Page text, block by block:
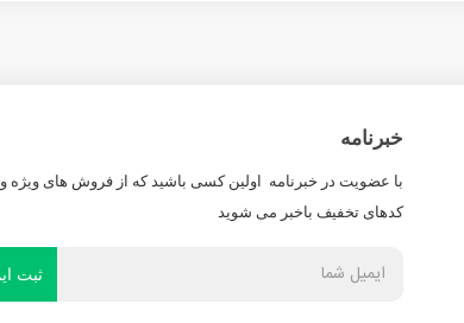
خبرنامه
با عضویت در خبرنامه اولین کسی باشید که از فروش های ویژه و
کدهای تخفیف باخبر می شوید